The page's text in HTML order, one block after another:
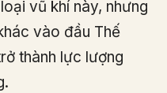
vũ khí này, nhưng
vào đầu Thế
thành lực lượng